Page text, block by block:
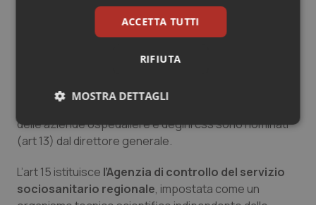
e della presenza di associazioni di medici di medicina
I direttori generali e sanitaridi Ats, Asst, aziende
in fondazioni sono nominati (art 12) dalla giunta
delle aziende ospedaliere e degli Ircss sono nominati
(art 13) dal direttore generale.
L’art 15 istituisce l’Agenzia di controllo del servizio
sociosanitario regionale, impostata come un
ACCETTA TUTTI
RIFIUTA
MOSTRA DETTAGLI
Necessari Statistici Marketing